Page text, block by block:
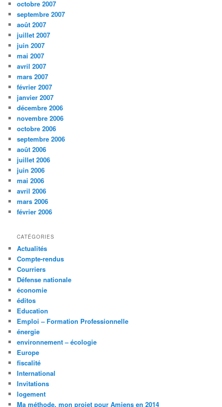
octobre 2007
septembre 2007
août 2007
juillet 2007
juin 2007
mai 2007
avril 2007
mars 2007
février 2007
janvier 2007
décembre 2006
novembre 2006
octobre 2006
septembre 2006
août 2006
juillet 2006
juin 2006
mai 2006
avril 2006
mars 2006
février 2006
CATÉGORIES
Actualités
Compte-rendus
Courriers
Défense nationale
économie
éditos
Education
Emploi – Formation Professionnelle
énergie
environnement – écologie
Europe
fiscalité
International
Invitations
logement
Ma méthode, mon projet pour Amiens en 2014